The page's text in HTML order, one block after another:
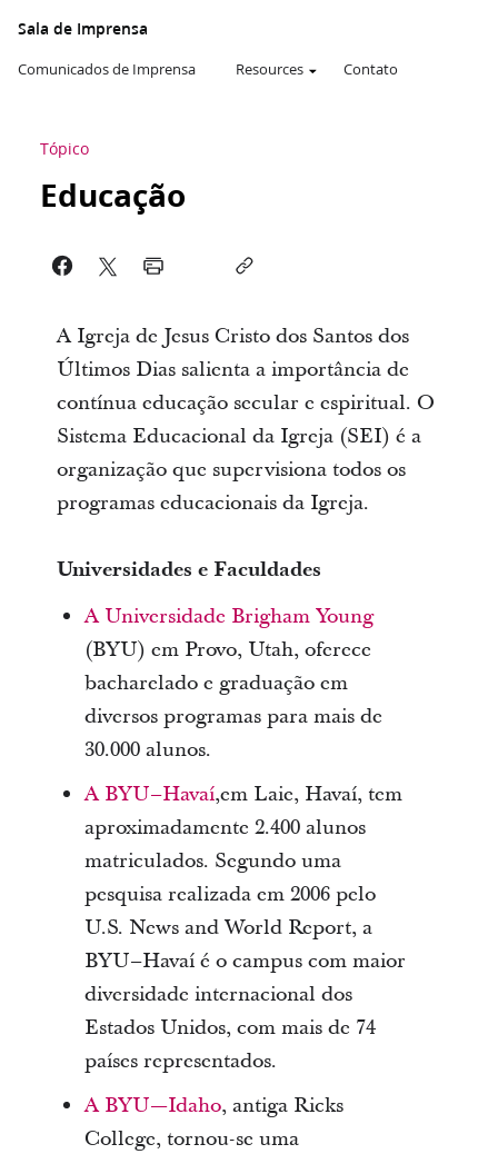
Sala de Imprensa
Comunicados de Imprensa Resources Contato
Tópico
Educação
A Igreja de Jesus Cristo dos Santos dos
Últimos Dias salienta a importância de
contínua educação secular e espiritual. O
Sistema Educacional da Igreja (SEI) é a
organização que supervisiona todos os
programas educacionais da Igreja.
Universidades e Faculdades
A Universidade Brigham Young
(BYU) em Provo, Utah, oferece
bacharelado e graduação em
diversos programas para mais de
30.000 alunos.
A BYU–Havaí,em Laie, Havaí, tem
aproximadamente 2.400 alunos
matriculados. Segundo uma
pesquisa realizada em 2006 pelo
U.S. News and World Report, a
BYU–Havaí é o campus com maior
diversidade internacional dos
Estados Unidos, com mais de 74
países representados.
A BYU—Idaho, antiga Ricks
College, tornou-se uma